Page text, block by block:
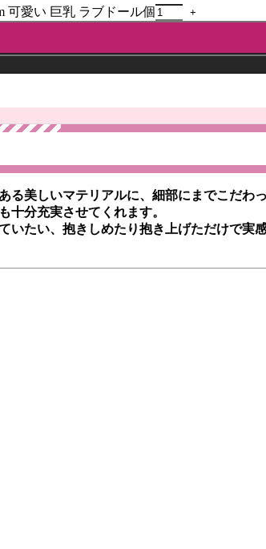
可愛い 巨乳 ラブドール個
る美しいマテリアルに、細部にまでこだわ
十分充実させてくれます。
いたい、抱きしめたり抱き上げただけで実